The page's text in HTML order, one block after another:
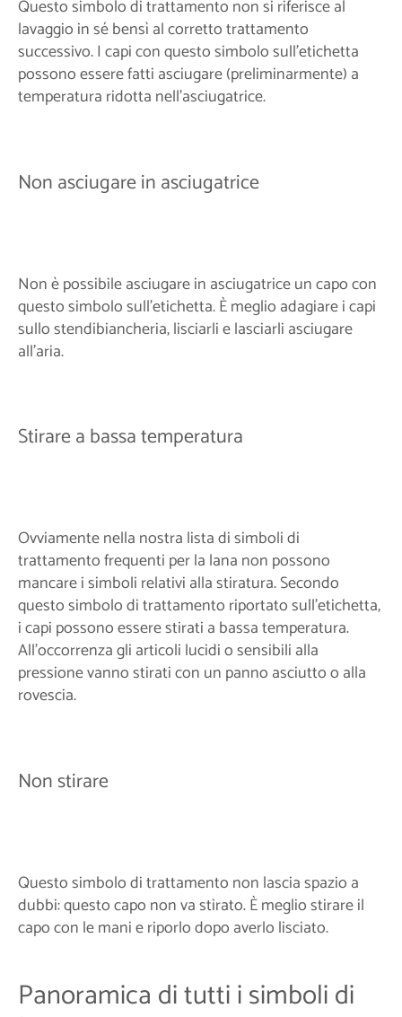
Questo simbolo di trattamento non si riferisce al
lavaggio in sé bensì al corretto trattamento
successivo. I capi con questo simbolo sull'etichetta
possono essere fatti asciugare (preliminarmente) a
temperatura ridotta nell'asciugatrice.
Non asciugare in asciugatrice
Non è possibile asciugare in asciugatrice un capo con
questo simbolo sull'etichetta. È meglio adagiare i capi
sullo stendibiancheria, lisciarli e lasciarli asciugare
all'aria.
Stirare a bassa temperatura
Ovviamente nella nostra lista di simboli di
trattamento frequenti per la lana non possono
mancare i simboli relativi alla stiratura. Secondo
questo simbolo di trattamento riportato sull'etichetta,
i capi possono essere stirati a bassa temperatura.
All'occorrenza gli articoli lucidi o sensibili alla
pressione vanno stirati con un panno asciutto o alla
rovescia.
Non stirare
Questo simbolo di trattamento non lascia spazio a
dubbi: questo capo non va stirato. È meglio stirare il
capo con le mani e riporlo dopo averlo lisciato.
Panoramica di tutti i simboli di